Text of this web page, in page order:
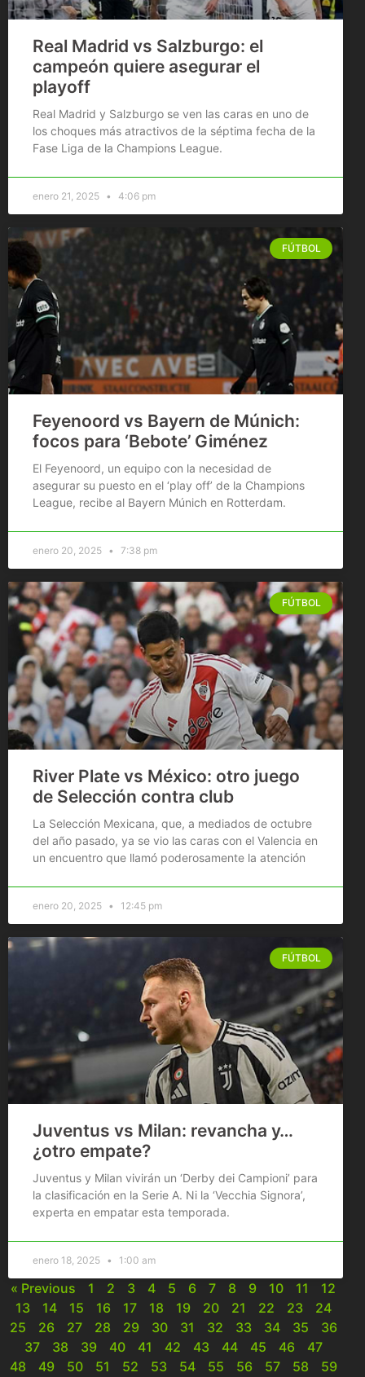
Real Madrid vs Salzburgo: el
campeón quiere asegurar el
playoff
Real Madrid y Salzburgo se ven las caras en uno de
los choques más atractivos de la séptima fecha de la
Fase Liga de la Champions League.
enero 21, 2025 4:06 pm
FÚTBOL
Feyenoord vs Bayern de Múnich:
focos para ‘Bebote’ Giménez
El Feyenoord, un equipo con la necesidad de
asegurar su puesto en el ‘play off’ de la Champions
League, recibe al Bayern Múnich en Rotterdam.
enero 20, 2025 7:38 pm
FÚTBOL
River Plate vs México: otro juego
de Selección contra club
La Selección Mexicana, que, a mediados de octubre
del año pasado, ya se vio las caras con el Valencia en
un encuentro que llamó poderosamente la atención
enero 20, 2025 12:45 pm
FÚTBOL
Juventus vs Milan: revancha y…
¿otro empate?
Juventus y Milan vivirán un ‘Derby dei Campioni’ para
la clasificación en la Serie A. Ni la ‘Vecchia Signora’,
experta en empatar esta temporada.
enero 18, 2025 1:00 am
« Previous 1 2 3 4 5 6 7 8 9 10 11
12
13
14 15 16 17 18 19 20 21 22 23
24
25
26 27 28 29 30 31 32 33 34 35
36
37
38 39 40 41 42 43 44 45 46
47
48
49 50 51 52 53 54 55 56 57 58
59